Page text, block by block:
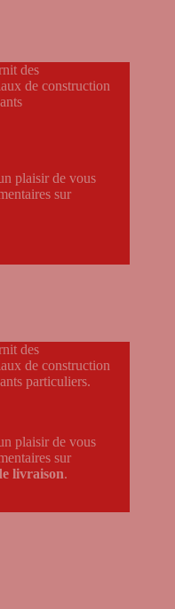
des
de construction
plaisir de vous
sur
des
de construction
particuliers.
plaisir de vous
sur
livraison.